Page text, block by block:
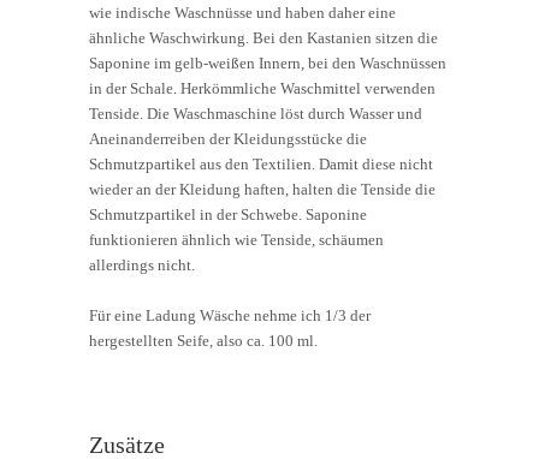
wie indische Waschnüsse und haben daher eine
ähnliche Waschwirkung. Bei den Kastanien sitzen die
Saponine im gelb-weißen Innern, bei den Waschnüssen
in der Schale. Herkömmliche Waschmittel verwenden
Tenside. Die Waschmaschine löst durch Wasser und
Aneinanderreiben der Kleidungsstücke die
Schmutzpartikel aus den Textilien. Damit diese nicht
wieder an der Kleidung haften, halten die Tenside die
Schmutzpartikel in der Schwebe. Saponine
funktionieren ähnlich wie Tenside, schäumen
allerdings nicht.
Für eine Ladung Wäsche nehme ich 1/3 der
hergestellten Seife, also ca. 100 ml.
Zusätze